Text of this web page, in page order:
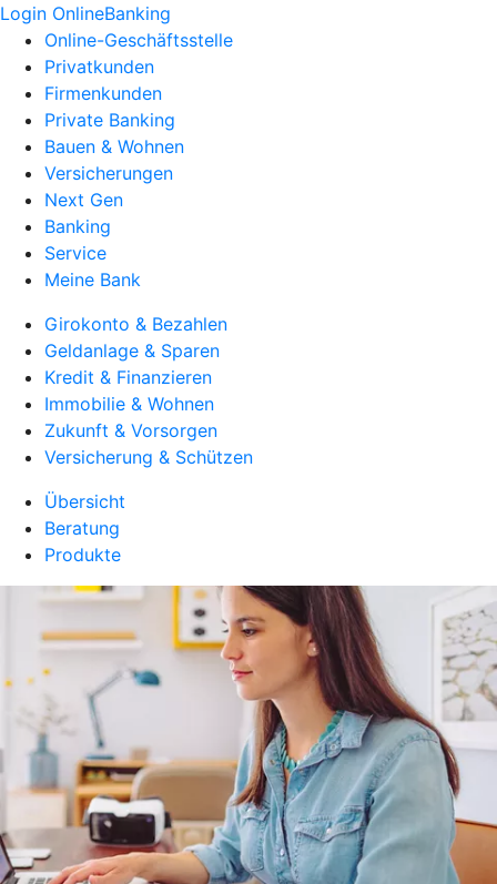
Login OnlineBanking
Online-Geschäftsstelle
Privatkunden
Firmenkunden
Private Banking
Bauen & Wohnen
Versicherungen
Next Gen
Banking
Service
Meine Bank
Girokonto & Bezahlen
Geldanlage & Sparen
Kredit & Finanzieren
Immobilie & Wohnen
Zukunft & Vorsorgen
Versicherung & Schützen
Übersicht
Beratung
Produkte